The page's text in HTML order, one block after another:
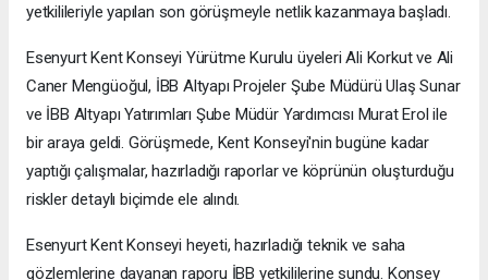
yetkilileriyle yapılan son görüşmeyle netlik kazanmaya başladı.
Esenyurt Kent Konseyi Yürütme Kurulu üyeleri Ali Korkut ve Ali
Caner Mengüoğul, İBB Altyapı Projeler Şube Müdürü Ulaş Sunar
ve İBB Altyapı Yatırımları Şube Müdür Yardımcısı Murat Erol ile
bir araya geldi. Görüşmede, Kent Konseyi'nin bugüne kadar
yaptığı çalışmalar, hazırladığı raporlar ve köprünün oluşturduğu
riskler detaylı biçimde ele alındı.
Esenyurt Kent Konseyi heyeti, hazırladığı teknik ve saha
gözlemlerine dayanan raporu İBB yetkililerine sundu. Konsey